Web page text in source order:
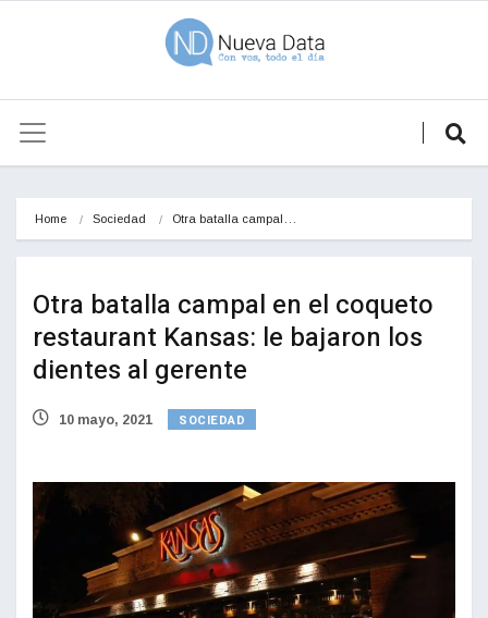
Home Sociedad Otra batalla campal…
Otra batalla campal en el coqueto
restaurant Kansas: le bajaron los
dientes al gerente
10 mayo, 2021 SOCIEDAD